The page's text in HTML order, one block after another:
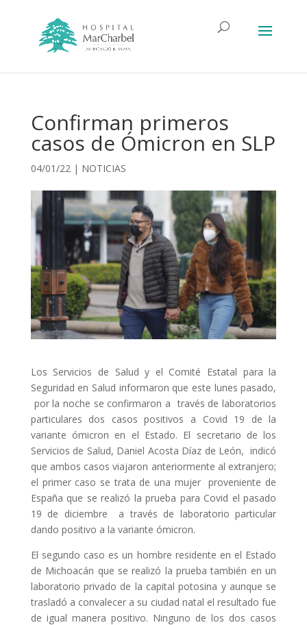
Confirman primeros
casos de Ómicron en SLP
04/01/22| NOTICIAS
Los Servicios de Salud y el Comité Estatal para la
Seguridad en Salud informaron que este lunes pasado,
por la noche se confirmaron a través de laboratorios
particulares dos casos positivos a Covid 19 de la
variante ómicron en el Estado. El secretario de los
Servicios de Salud, Daniel Acosta Díaz de León, indicó
que ambos casos viajaron anteriormente al extranjero;
el primer caso se trata de una mujer proveniente de
España que se realizó la prueba para Covid el pasado
19 de diciembre a través de laboratorio particular
dando positivo a la variante ómicron.
El segundo caso es un hombre residente en el Estado
de Michoacán que se realizó la prueba también en un
laboratorio privado de la capital potosina y aunque se
trasladó a convalecer a su ciudad natal el resultado fue
de igual manera positivo. Ninguno de los dos casos